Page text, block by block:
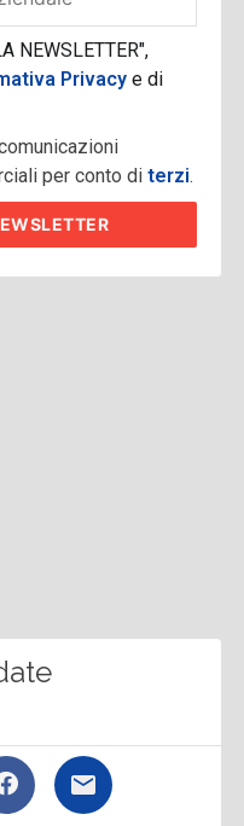
NEWSLETTER",
Privacye di
per conto diterzi.